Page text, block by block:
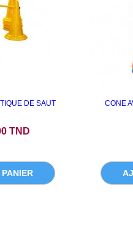
DE SAUT
TND
CONE